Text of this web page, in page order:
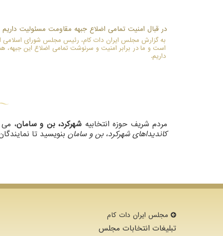
در قبال امنیت تمامی اضلاع جبهه مقاومت مسئولیت داریم
به گزارش مجلس ایران دات کام، رئیس مجلس شورای اسلامی
است و ما در برابر امنیت و سرنوشت تمامی اضلاع این جبهه،
داریم.
مردم شریف حوزه انتخابیه شهرکرد، بن و سامان،
کاندیداهای شهرکرد، بن و سامان بنویسید تا
مجلس ایران دات كام
تبلیغات انتخابات مجلس